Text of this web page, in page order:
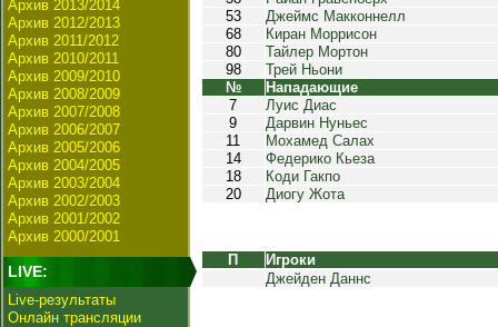
Архив 2013/2014
Архив 2012/2013
Архив 2011/2012
Архив 2010/2011
Архив 2009/2010
Архив 2008/2009
Архив 2007/2008
Архив 2006/2007
Архив 2005/2006
Архив 2004/2005
Архив 2003/2004
Архив 2002/2003
Архив 2001/2002
Архив 2000/2001
LIVE:
Live-результаты
Онлайн трансляции
53
Джеймс Макконнелл
68
Киран Моррисон
80
Тайлер Мортон
98
Трей Ньони
№
Нападающие
7
Луис Диас
9
Дарвин Нуньес
11
Мохамед Салах
14
Федерико Кьеза
18
Коди Гакпо
20
Диогу Жота
П
Игроки
Джейден Даннс